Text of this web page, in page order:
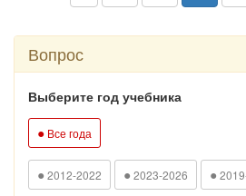
Вопрос
Выберите год учебника
● Все года
● 2012-2022 ● 2023-2026 ●